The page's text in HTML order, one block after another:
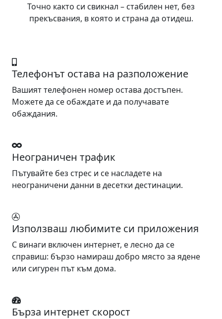
Точно както си свикнал – стабилен нет, без
прекъсвания, в която и страна да отидеш.
Телефонът остава на разположение
Вашият телефонен номер остава достъпен.
Можете да се обаждате и да получавате
обаждания.
Неограничен трафик
Пътувайте без стрес и се насладете на
неограничени данни в десетки дестинации.
Използваш любимите си приложения
С винаги включен интернет, е лесно да се
справиш: бързо намираш добро място за ядене
или сигурен път към дома.
Бърза интернет скорост